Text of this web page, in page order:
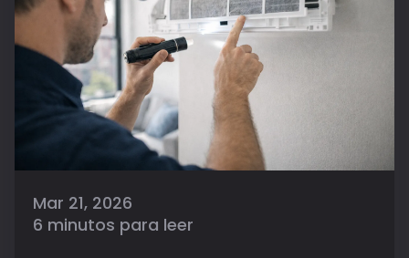
Mar 21, 2026
6 minutos para leer